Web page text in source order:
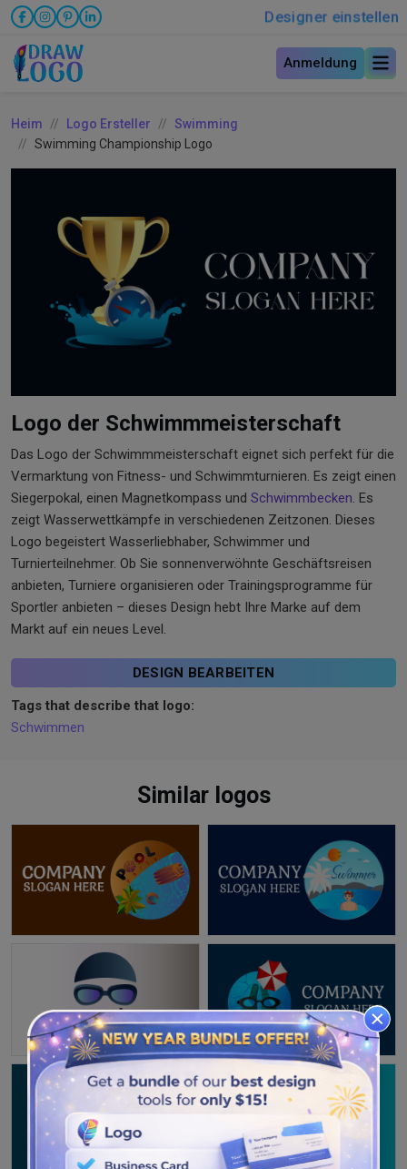
Designer einstellen
Anmeldung
Heim Logo Ersteller
Swimming
Swimming Championship Logo
Logo der Schwimmmeisterschaft
Das Logo der Schwimmmeisterschaft eignet sich perfekt für die
Vermarktung von Fitness- und Schwimmturnieren. Es zeigt einen
Siegerpokal, einen Magnetkompass und Schwimmbecken. Es
zeigt Wasserwettkämpfe in verschiedenen Zeitzonen. Dieses
Logo begeistert Wasserliebhaber, Schwimmer und
Turnierteilnehmer. Ob Sie sonnenverwöhnte Geschäftsreisen
anbieten, Turniere organisieren oder Trainingsprogramme für
Sportler anbieten – dieses Design hebt Ihre Marke auf dem
Markt auf ein neues Level.
DESIGN BEARBEITEN
Tags that describe that logo:
Schwimmen
Similar logos